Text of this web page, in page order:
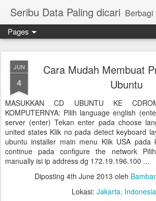
Seribu Data Paling dicari Berbagi tips trik
Pages
JUN
4
Cara Mudah Membuat
Ubuntu
MASUKKAN CD UBUNTU KE
KOMPUTERNYA: Pilih language english
server (enter) Tekan enter pada choose
united states Klik no pada detect keyboard
ubuntu installer main menu Klik USA pada
continue pada configure the network
manually isi ip address dg 172.19.196.100 ...
Diposting 4th June 2013 oleh
Lokasi: Jakarta, Indonesia